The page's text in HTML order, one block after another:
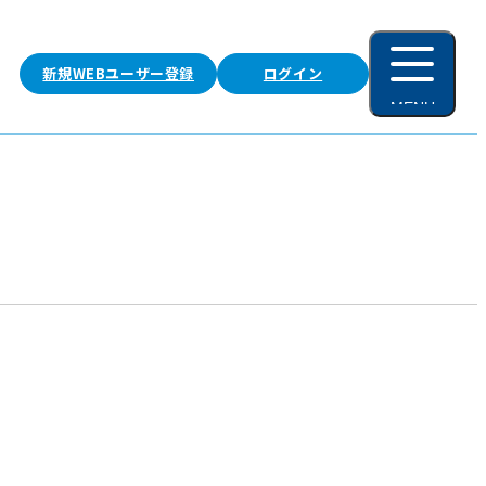
新規WEBユーザー登録 ログイン
MENU